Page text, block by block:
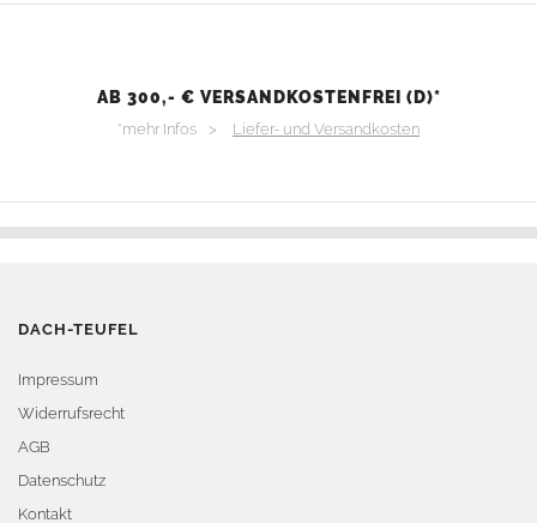
AB 300,- € VERSANDKOSTENFREI (D)*
*mehr Infos > Liefer- und Versandkosten
DACH-TEUFEL
Impressum
Widerrufsrecht
AGB
Datenschutz
Kontakt